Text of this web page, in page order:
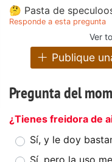
🤔 Pasta de
Responde a esta pregunta
Ver
Publique
Pregunta del
¿Tienes freidora de
Sí, y le doy